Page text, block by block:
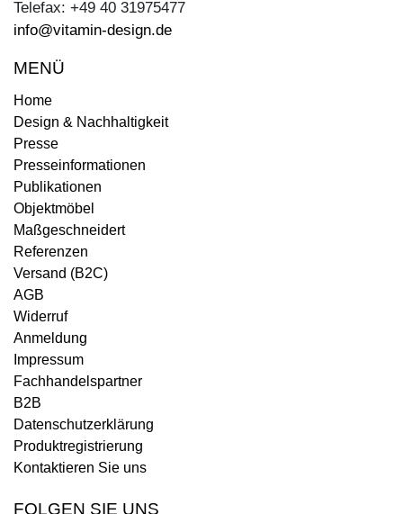
Telefax: +49 40 31975477
info@vitamin-design.de
MENÜ
Home
Design & Nachhaltigkeit
Presse
Presseinformationen
Publikationen
Objektmöbel
Maßgeschneidert
Referenzen
Versand (B2C)
AGB
Widerruf
Anmeldung
Impressum
Fachhandelspartner
B2B
Datenschutzerklärung
Produktregistrierung
Kontaktieren Sie uns
FOLGEN SIE UNS